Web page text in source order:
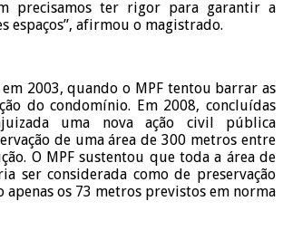
precisamos ter rigor para garantir a
espaços”, afirmou o magistrado.
2003, quando o MPF tentou barrar as
do condomínio. Em 2008, concluídas
uma nova ação civil pública
de uma área de 300 metros entre
O MPF sustentou que toda a área de
ser considerada como de preservação
apenas os 73 metros previstos em norma